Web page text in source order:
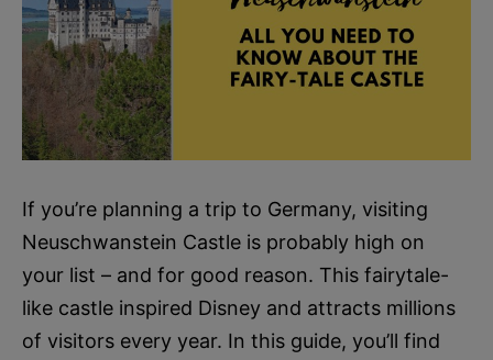
If you’re planning a trip to Germany, visiting
Neuschwanstein Castle is probably high on
your list – and for good reason. This fairytale-
like castle inspired Disney and attracts millions
of visitors every year. In this guide, you’ll find